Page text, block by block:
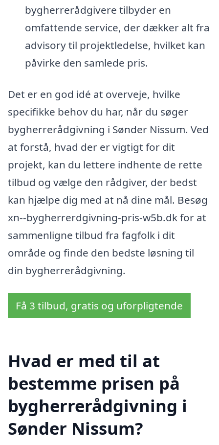
bygherrerådgivere tilbyder en
omfattende service, der dækker alt fra
advisory til projektledelse, hvilket kan
påvirke den samlede pris.
Det er en god idé at overveje, hvilke
specifikke behov du har, når du søger
bygherrerådgivning i Sønder Nissum. Ved
at forstå, hvad der er vigtigt for dit
projekt, kan du lettere indhente de rette
tilbud og vælge den rådgiver, der bedst
kan hjælpe dig med at nå dine mål. Besøg
xn--bygherrerdgivning-pris-w5b.dk for at
sammenligne tilbud fra fagfolk i dit
område og finde den bedste løsning til
din bygherrerådgivning.
Få 3 tilbud, gratis og uforpligtende
Hvad er med til at
bestemme prisen på
bygherrerådgivning i
Sønder Nissum?